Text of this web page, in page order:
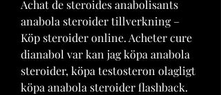
Achat de steroides anabolisants
anabola steroider tillverkning –
Köp steroider online. Acheter cure
dianabol var kan jag köpa anabola
steroider, köpa testosteron olagligt
köpa anabola steroider flashback.